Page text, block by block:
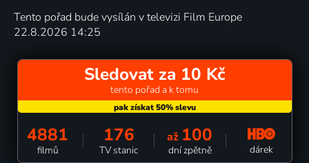
Tento pořad bude vysílán v televizi Film Europe
22.8.2026 14:25
Sledovat za 10 Kč
tento pořad a k tomu
4881
filmů
176
TV stanic
až 100
dní zpětně dárek